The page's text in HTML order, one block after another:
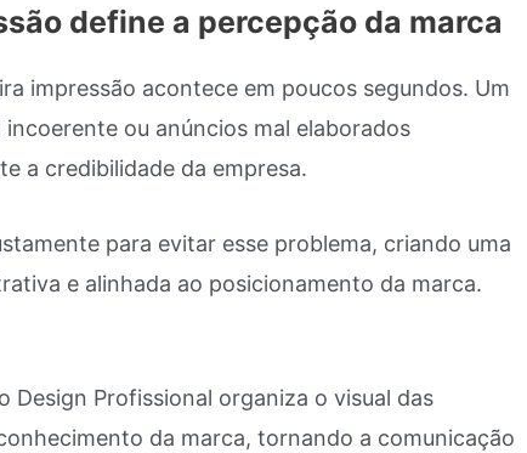
define a percepção da marca
impressão acontece em poucos segundos. Um
ou anúncios mal elaborados
a credibilidade da empresa.
para evitar esse problema, criando uma
e alinhada ao posicionamento da marca.
Design Profissional organiza o visual das
da marca, tornando a comunicação